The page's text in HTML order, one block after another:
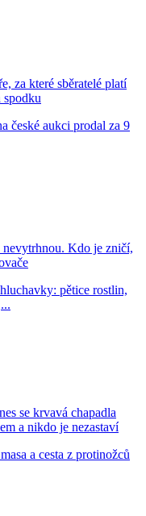
za které sběratelé platí
spodku
české aukci prodal za 9
nevytrhnou. Kdo je zničí,
pětice rostlin,
se krvavá chapadla
a nikdo je nezastaví
a cesta z protinožců